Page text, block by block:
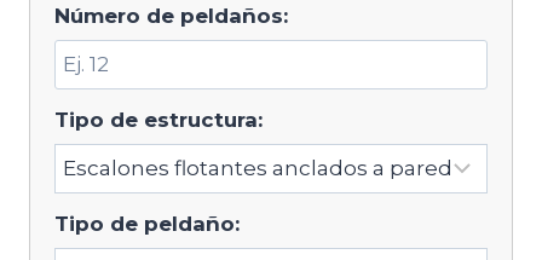
Número de peldaños:
Tipo de estructura:
Tipo de peldaño: